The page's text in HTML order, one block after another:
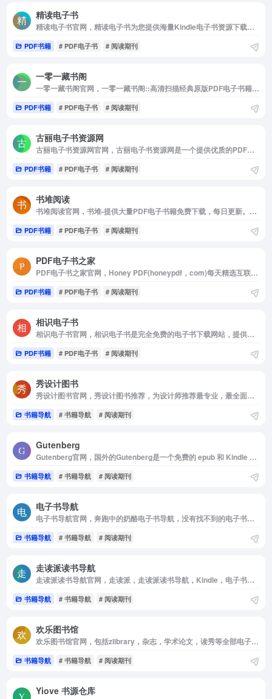
精读电子书
精读电子书官网，精读电子书为您提供海量Kindle电子书资源下载，包括txt/mobi/azw3/epub/pdf等多种格式电子书下载，并每日更新最新书籍，欢迎访问精读电子书网站！
PDF书籍 # PDF电子书 # 阅读期刊
一零一藏书阁
一零一藏书阁官网，一零一藏书阁::高清扫描经典原版PDF电子书籍下载收藏
PDF书籍 # PDF电子书 # 阅读期刊
古丽电子书资源网
古丽电子书资源网官网，古丽电子书资源网是一个提供优质的PDF，TXT电子书下载网站，多种书籍分类有:教育教学，政治图书，家具休闲，经济管理，工业技术，外语教育，艺术设计，文学小说，社会科学，计算机书籍等。
PDF书籍 # PDF电子书 # 阅读期刊
书堆阅读
书堆阅读官网，书堆-提供大量PDF电子书籍免费下载，每日更新。提供移动应用开发，互联网，经济管理，成功励志，人文社科，区块链，人工智能，大数据，云计算等各类pdf电子书免费下载。欢迎您光临“书堆”这一真正免费下载的电子书库！书堆为您推荐可以下载的好书，跟您一起分享知识与快乐！请记住我们的域名www，werebook，com
PDF书籍 # PDF电子书 # 阅读期刊
PDF电子书之家
PDF电子书之家官网，Honey PDF(honeypdf，com)每天精选互联网好看的PDF电子书及TXT全集电子书文档供浏览者学习使用，各类PDF书籍下载仅供学习交流使用。
PDF书籍 # PDF电子书 # 阅读期刊
相识电子书
相识电子书官网，相识电子书是完全免费的电子书下载网站，提供优质的pdf，txt电子书下载，热门电子书下载，英文电子书下载，相识电子书汇聚了大量阅读爱好者，为书友们提供优质的服务平台
PDF书籍 # PDF电子书 # 阅读期刊
秀设计图书
秀设计图书官网，秀设计图书推荐，为设计师推荐最专业，最全面的设计图书！
书籍导航 # 书籍导航 # 阅读期刊
Gutenberg
Gutenberg官网，国外的Gutenberg是一个免费的 epub 和 Kindle 电子书，下载或在线阅读网站。 号称是世界上最伟大的文学作品，侧重于美国版权已过期的旧作品。喜欢外文小说的朋友不可错过。
书籍导航 # 书籍导航 # 阅读期刊
电子书导航
电子书导航官网，奔跑中的奶酪电子书导航，没有找不到的电子书，就怕你没时间看！
书籍导航 # 书籍导航 # 阅读期刊
走读派读书导航
走读派读书导航官网，走读派，走读派读书导航，Kindle，电子书，Kindle电子书，免费电子书，电子书下载，mobi电子书，epub电子书，电子书资源
书籍导航 # 书籍导航 # 阅读期刊
欢乐图书馆
欢乐图书馆官网，包括zlibrary，杂志，学术论文，读秀等全部电子书站点的最全的ChatGPT，电子书网站导航，免费电子书网站欢乐图书馆|收录最优质的电子书网站的导航网站
书籍导航 # 书籍导航 # 阅读期刊
Yiove 书源仓库